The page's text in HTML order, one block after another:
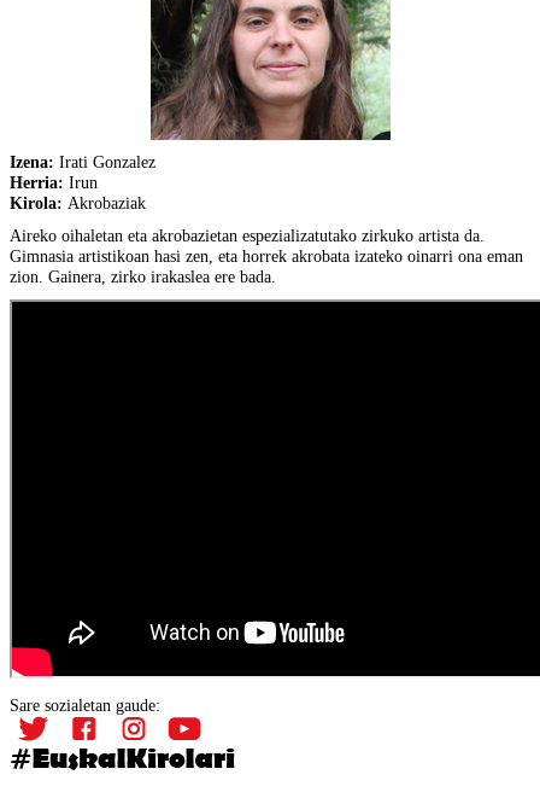
Izena: Irati Gonzalez
Herria: Irun
Kirola: Akrobaziak
Aireko oihaletan eta akrobazietan espezializatutako zirkuko artista da.
Gimnasia artistikoan hasi zen, eta horrek akrobata izateko oinarri ona eman
zion. Gainera, zirko irakaslea ere bada.
Sare sozialetan gaude: